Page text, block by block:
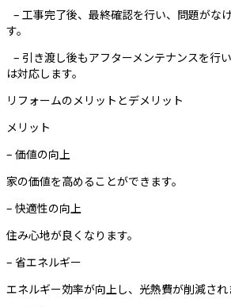
– 工事完了後、最終確認を行い、問題がな
す。
– 引き渡し後もアフターメンテナンスを行
は対応します。
リフォームのメリットとデメリット
メリット
– 価値の向上
家の価値を高めることができます。
– 快適性の向上
住み心地が良くなります。
– 省エネルギー
エネルギー効率が向上し、光熱費が削減され